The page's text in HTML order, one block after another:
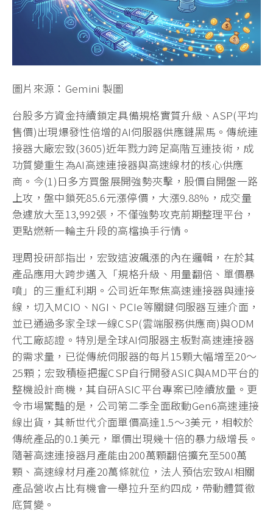
圖片來源：Gemini 製圖
台股多方資金持續鎖定具備規格實質升級、ASP(平均
售價)出現爆發性倍增的AI伺服器供應鏈黑馬。傳統連
接器大廠宏致(3605)近年戮力跨足高階互連技術，成
功質變重生為AI高速連接器與高速線材的核心供應
商。今(1)日多方買盤展開強勢夾擊，股價自開盤一路
上攻，盤中鎖死85.6元漲停價，大漲9.88%，成交量
急遽放大至13,992張，不僅強勢攻克前期整理平台，
更點燃新一輪主升段的高檔換手行情。
理周投研部指出，宏致這波飆漲的內在邏輯，在於其
產品應用大跨步邁入「規格升級、用量翻倍、單價暴
噴」的三重紅利期。公司近年聚焦高速連接器與連接
線，切入MCIO、NGI、PCIe等關鍵伺服器互連介面，
並已通過多家全球一線CSP(雲端服務供應商)與ODM
代工廠認證。特別是全球AI伺服器主板對高速連接器
的需求量，已從傳統伺服器的每片15顆大幅增至20～
25顆；宏致積極把握CSP自行開發ASIC與AMD平台的
整機設計商機，其自研ASIC平台專案已陸續放量。更
令市場驚豔的是，公司第二季全面啟動Gen6高速連接
線出貨，其新世代介面單價高達1.5～3美元，相較於
傳統產品的0.1美元，單價出現幾十倍的暴力級增長。
隨著高速連接器月產能由200萬顆翻倍擴充至500萬
顆、高速線材月產20萬條就位，法人預估宏致AI相關
產品營收占比有機會一舉拉升至約四成，帶動體質徹
底質變。